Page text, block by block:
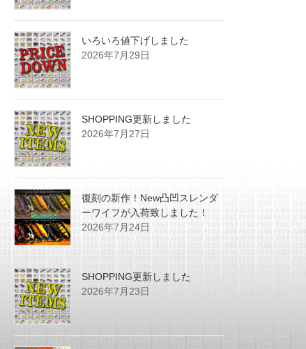
いろいろ値下げしました
2026年7月29日
SHOPPING更新しました
2026年7月27日
復刻の新作！New凸凹スレンダ
ーワイフが入荷致しました！
2026年7月24日
SHOPPING更新しました
2026年7月23日